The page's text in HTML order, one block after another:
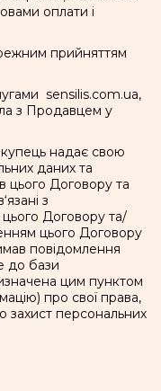
оплати і
прийняттям
sensilis.com.ua,
з Продавцем у
надає свою
даних та
цього Договору та
з
Договору та/
цього Договору
повідомлення
до бази
цим пунктом
про свої права,
захист персональних